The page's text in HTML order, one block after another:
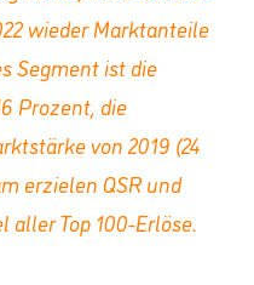
wieder Marktanteile
Segment ist die
Prozent, die
von 2019 (24
erzielen QSR und
Top 100-Erlöse.